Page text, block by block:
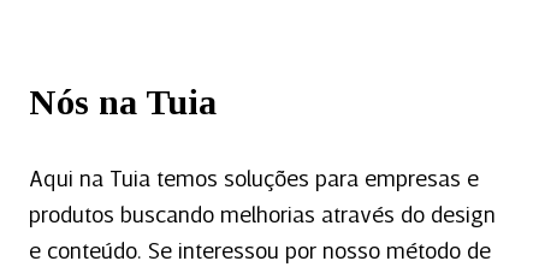
Nós na Tuia
Aqui na Tuia temos soluções para empresas e
produtos buscando melhorias através do design
e conteúdo. Se interessou por nosso método de